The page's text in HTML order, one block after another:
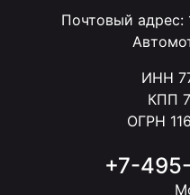
Почтовый адрес:
ИНН
КПП
ОГРН
+7-